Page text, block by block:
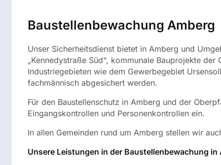
Baustellenbewachung Amberg
Unser Sicherheitsdienst bietet in Amberg und
„Kennedystraße Süd“, kommunale Bauprojekte
Industriegebieten wie dem Gewerbegebiet
fachmännisch abgesichert werden.
Für den Baustellenschutz in Amberg und der
Eingangskontrollen und Personenkontrollen ein.
In allen Gemeinden rund um Amberg stellen wir
Unsere Leistungen in der Baustellenbewachung in